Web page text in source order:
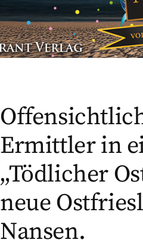
Ermittler in
„Tödlicher
neue
Nansen.